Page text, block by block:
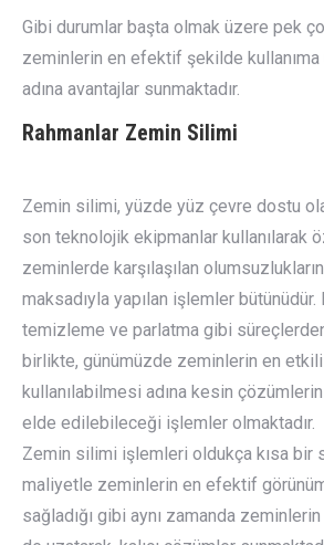
Gibi durumlar başta olmak üzere pek
zeminlerin en efektif şekilde
adına avantajlar sunmaktadır.
Rahmanlar Zemin Silimi
Zemin silimi, yüzde yüz çevre dostu
son teknolojik ekipmanlar kullanılarak
zeminlerde karşılaşılan
maksadıyla yapılan işlemler
temizleme ve parlatma gibi
birlikte, günümüzde zeminlerin en
kullanılabilmesi adına kesin
elde edilebileceği işlemler olmaktadır.
Zemin silimi işlemleri oldukça kısa bir
maliyetle zeminlerin en efektif
sağladığı gibi aynı zamanda